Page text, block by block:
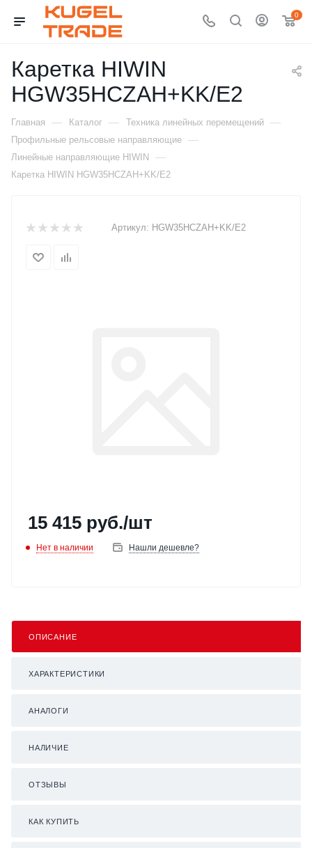
0
Каретка HIWIN
HGW35HCZAH+KK/E2
Главная — Каталог — Техника линейных перемещений —
Профильные рельсовые направляющие —
Линейные направляющие HIWIN —
Каретка HIWIN HGW35HCZAH+KK/E2
Артикул: HGW35HCZAH+KK/E2
15 415 руб./шт
Нет в наличии Нашли дешевле?
ОПИСАНИЕ
ХАРАКТЕРИСТИКИ
АНАЛОГИ
НАЛИЧИЕ
ОТЗЫВЫ
КАК КУПИТЬ